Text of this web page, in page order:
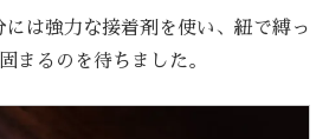
には強力な接着剤を使い、紐で縛っ
まるのを待ちました。